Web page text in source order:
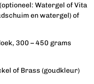
(optioneel: Watergel of Vita
en watergel) of
300 – 450 grams
of Brass (goudkleur)